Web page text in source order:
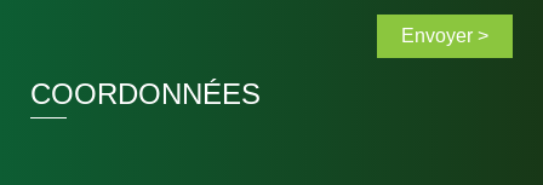
Envoyer >
COORDONNÉES